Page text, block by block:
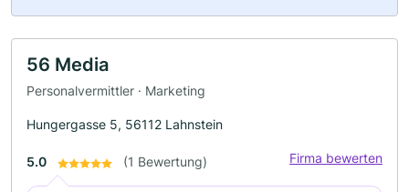
56 Media
Personalvermittler · Marketing
Hungergasse 5, 56112 Lahnstein
5.0 (1 Bewertung) Firma bewerten